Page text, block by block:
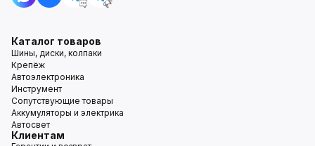
Каталог товаров
Шины, диски, колпаки
Крепёж
Автоэлектроника
Инструмент
Сопутствующие товары
Аккумуляторы и электрика
Автосвет
Клиентам